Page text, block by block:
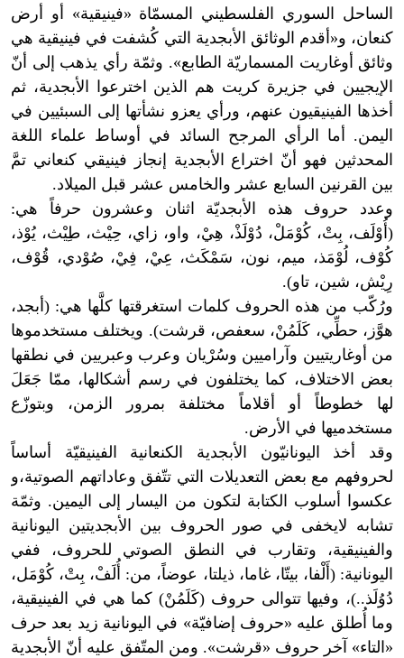
الساحل السوري الفلسطيني المسمّاة «فينيقية» أو أرض
كنعان، و«أقدم الوثائق الأبجدية التي كُشفت في فينيقية هي
وثائق أوغاريت المسماريّة الطابع». وثمّة رأي يذهب إلى أنّ
الإيجيين في جزيرة كريت هم الذين اخترعوا الأبجدية، ثم
أخذها الفينيقيون عنهم، ورأي يعزو نشأتها إلى السبئيين في
اليمن. أما الرأي المرجح السائد في أوساط علماء اللغة
المحدثين فهو أنّ اختراع الأبجدية إنجاز فينيقي كنعاني تمَّ
بين القرنين السابع عشر والخامس عشر قبل الميلاد.
وعدد حروف هذه الأبجديّة اثنان وعشرون حرفاً هي:
(أُوْلَف، بِتْ، كُوْمَلْ، دُوْلَذْ، هِيْ، واو، زاي، حِيْث، طِيْث، يُوْذ،
كُوْف، لُوْمَذ، ميم، نون، سَمْكَث، عِيْ، فِيْ، صُوْدي، قُوْف،
رِيْش، شين، تاو).
ورُكّب من هذه الحروف كلمات استغرقتها كلَّها هي: (أبجد،
هوَّز، حطِّي، كَلَمُنْ، سعفص، قرشت). ويختلف مستخدموها
من أوغاريتيين وآراميين وسُرْيان وعرب وعبريين في نطقها
بعض الاختلاف، كما يختلفون في رسم أشكالها، ممّا جَعَلَ
لها خطوطاً أو أقلاماً مختلفة بمرور الزمن، وبتوزّع
مستخدميها في الأرض.
وقد أخذ اليونانيّون الأبجدية الكنعانية الفينيقيّة أساساً
لحروفهم مع بعض التعديلات التي تتّفق وعاداتهم الصوتية،و
عكسوا أسلوب الكتابة لتكون من اليسار إلى اليمين. وثمّة
تشابه لايخفى في صور الحروف بين الأبجديتين اليونانية
والفينيقية، وتقارب في النطق الصوتي للحروف، ففي
اليونانية: (أَلْفا، بيتّا، غاما، ذيلتا، عوضاً، من: أُلَفْ، بِتْ، كُوْمَل،
دُوُلَذ..)، وفيها تتوالى حروف (كَلَمُنْ) كما هي في الفينيقية،
وما أُطلق عليه «حروف إضافيّة» في اليونانية زيد بعد حرف
«التاء» آخر حروف «قرشت». ومن المتّفق عليه أنّ الأبجدية